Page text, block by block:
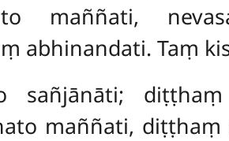
maññati,
abhinandati. Taṃ
sañjānāti;
maññati,